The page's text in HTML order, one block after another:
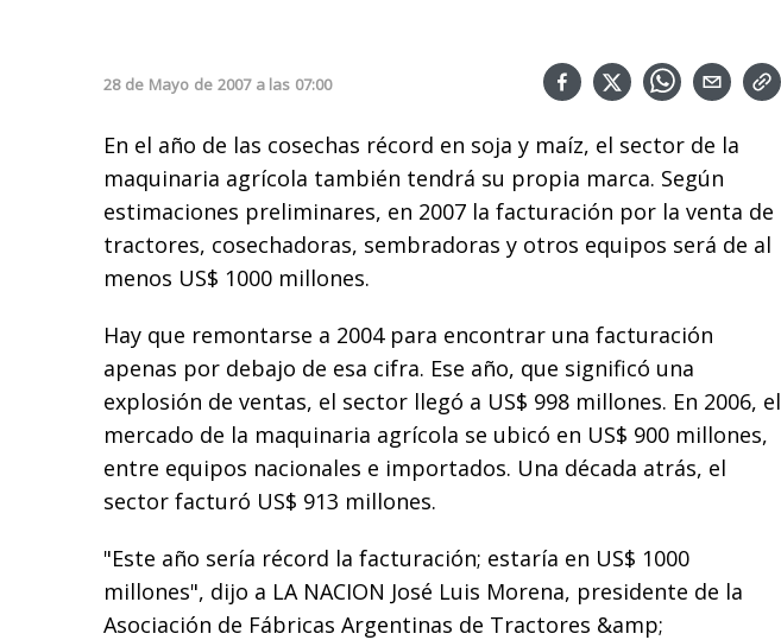
28 de Mayo de 2007 a las 07:00
En el año de las cosechas récord en soja y maíz, el sector de la
maquinaria agrícola también tendrá su propia marca. Según
estimaciones preliminares, en 2007 la facturación por la venta de
tractores, cosechadoras, sembradoras y otros equipos será de al
menos US$ 1000 millones.
Hay que remontarse a 2004 para encontrar una facturación
apenas por debajo de esa cifra. Ese año, que significó una
explosión de ventas, el sector llegó a US$ 998 millones. En 2006, el
mercado de la maquinaria agrícola se ubicó en US$ 900 millones,
entre equipos nacionales e importados. Una década atrás, el
sector facturó US$ 913 millones.
"Este año sería récord la facturación; estaría en US$ 1000
millones", dijo a LA NACION José Luis Morena, presidente de la
Asociación de Fábricas Argentinas de Tractores &amp;